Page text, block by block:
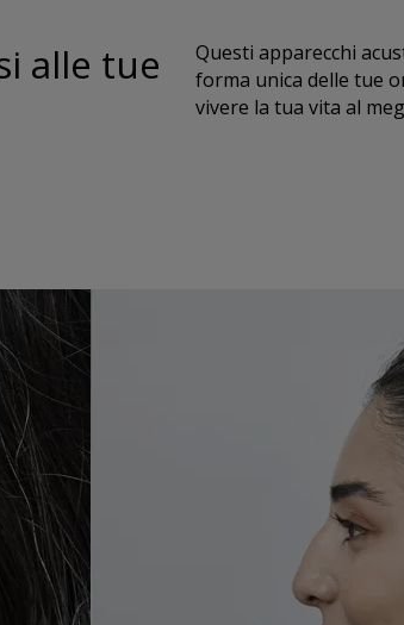
alle tue
Questi apparecchi
forma unica delle tue
vivere la tua vita al